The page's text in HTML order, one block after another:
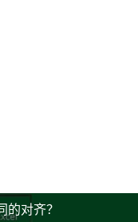
对齐？